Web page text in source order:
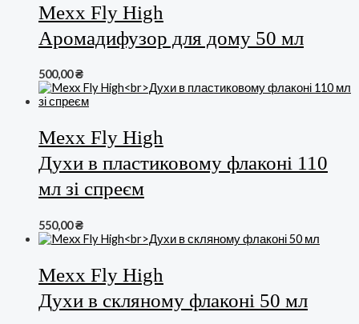
Mexx Fly High
Аромадифузор для дому 50 мл
500,00₴
Mexx Fly High
Духи в пластиковому флаконі 110
мл зі спреєм
550,00₴
Mexx Fly High
Духи в скляному флаконі 50 мл